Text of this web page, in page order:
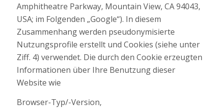
Amphitheatre Parkway, Mountain View, CA 94043,
USA; im Folgenden „Google“). In diesem
Zusammenhang werden pseudonymisierte
Nutzungsprofile erstellt und Cookies (siehe unter
Ziff. 4) verwendet. Die durch den Cookie erzeugten
Informationen über Ihre Benutzung dieser
Website wie
Browser-Typ/-Version,